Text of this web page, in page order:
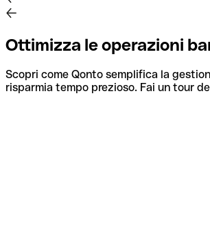
Ottimizza le operazioni
Scopri come Qonto semplifica la
risparmia tempo prezioso. Fai un tour